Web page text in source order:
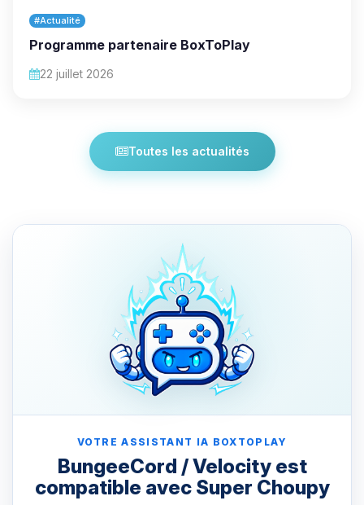
#Actualité
Programme partenaire BoxToPlay
22 juillet 2026
Toutes les actualités
VOTRE ASSISTANT IA BOXTOPLAY
BungeeCord / Velocity est
compatible avec Super Choupy